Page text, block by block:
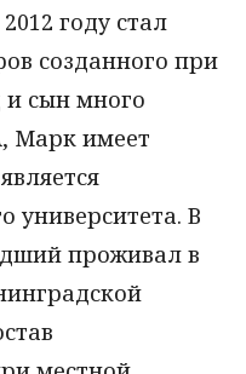
году стал
созданного при
и сын много
Марк имеет
университета. В
проживал в